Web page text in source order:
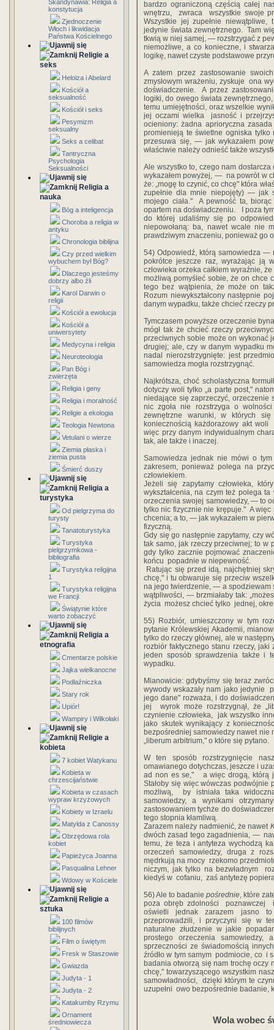
Skandynawia: Religia a
konstytucja
Zjednoczenie
Włoch i likwidacja
Państwa Kościelnego
Religie a
seks
Heloiza i Abelard
Kościół a
seksualność
Kościół i seks
Pesymizm
seksualny
Seks a celibat
Tantryczna
Psychologia
Seksualności
Religia a
nauka
Bóg a inteligencja
Choroba a religia w
antyku
Chronologia biblijna
Czy przed wielkim
wybuchem był Bóg?
Dlaczego jesteśmy
dobrzy albo źli
Karol Darwin o
religii
Kościół a ewolucja
Kościół a
uniwersytety
Medycyna i religia
Neuroteologia
Pan Bóg i
zwierzęta
Religia i geny
Religia i moralność
Religie a ekologia
Teologia Newtona
Vetulani o wierze
Ziemia płaska i
ziemia pusta
Śmierć duszy
Religia a
turystyka
Od pielgrzyma do
turysty
Tanatoturystyka
Turystyka
pielgrzymkowa -
bibliografia
Turystyka religijna
1
Turystyka religijna
we Francji
Świątynie które
warto zobaczyć
Religia a
etnografia
Cmentarze polskie
Jajka wielkanocne
Podłaźniczka
Stary rok
Upiór!
Wampiry i Wilkołaki
Religie a
kobieta
7 kobiet Watykanu
Kobieta w
chrzescijaństwie
Kobieta w czasach
wypraw krzyżowych
Kobiety w Izraelu
Matylda z Canossy
Obrzędowa rola
kobiet
Papieżyca Joanna
Pasqualina Lehner
Wdowy w Kościele
Religie a
sztuka
100 filmów
biblijnych
Film o świętym
Fresk w Staszowie
Gwiazda
Judyta - 1
Judyta - 2
Katakumby Rzymu
Ornament
średniowiecza
‎bardzo‎ ‎ograniczoną częścią‎ ‎całej‎
‎wnętrzu, ‎ ‎zwraca‎ ‎ wszystkie‎ ‎swoje
Wszystkie‎ ‎jej‎ ‎zupełnie‎
‎jedynie‎ ‎świata zewnętrznego.‎ ‎ Tam‎
‎tkwią‎ ‎w‎ ‎niej‎ ‎samej, — rozstrzygać‎ ‎z‎
‎niemożliwe,‎ ‎a‎ ‎co‎ ‎konieczne,‎ ‎i‎
‎logikę,‎ ‎nawet‎ ‎czyste‎ ‎podstawowe‎
A‎ ‎zatem‎ ‎przez‎ ‎zastosowanie‎
‎zmysłowym wrażeniu,‎ ‎zyskuje ‎ ‎ona‎
‎doświadczenie.‎ ‎ A‎ ‎przez
‎logiki,‎ ‎do‎ ‎owego‎ ‎świata‎
‎temu‎ ‎umiejętności,‎ ‎oraz‎ ‎wszelkie‎
‎jej oczami‎ ‎wielka‎ ‎ jasność‎ ‎i‎
‎ocieniony:‎ ‎żadna aprioryczna‎
‎promienieją‎ ‎te‎ ‎świetlne‎ ‎ogniska tylko‎
‎przesuwa‎ ‎się, — jak‎ ‎wykazałem‎
‎właściwie‎ ‎należy‎ ‎odnieść‎ ‎także‎
‎Ale‎ ‎wszystko‎ ‎to,‎ ‎czego‎ ‎nam‎
‎wykazałem‎ ‎powyżej,‎ ‎—‎ ‎ na powrót‎ ‎w‎
że:‎ ‎„mogę‎ ‎to‎ ‎czynić,‎ ‎co‎ ‎chcę"‎ ‎która‎
‎zupełnie‎ ‎dla mnie‎ ‎niepojęty)‎ ‎— jak‎
‎mojego‎ ‎ciała."‎ ‎ A‎ ‎pewność‎ ‎ta,
‎opartem‎ ‎na‎ ‎doświadczeniu. ‎ ‎ I‎ ‎poza‎
‎do‎ ‎której‎ ‎udaliśmy‎ ‎się‎ ‎po‎
‎niepowołaną:‎ ‎ba,‎ ‎nawet‎ ‎wcale‎ ‎nie‎
‎prawdziwym‎ ‎znaczeniu,‎ ‎ponieważ‎ ‎go‎
54)‎ ‎Odpowiedź,‎ ‎którą‎ ‎samowiedza‎ ‎—‎
‎pokrótce‎ ‎jeszcze‎ ‎raz,‎ ‎wyrażając‎ ‎ją‎
‎człowieka‎ ‎orzeka całkiem‎ ‎wyraźnie,‎
‎możliwą‎ ‎pomyśleć‎ ‎sobie, że‎ ‎on‎ ‎chce‎
tego‎ ‎bez‎ ‎wątpienia,‎ ‎że‎ ‎może‎ ‎on‎
‎Rozum niewykształcony‎ ‎następnie‎
‎danym‎ ‎wypadku,‎ ‎także chcieć‎ ‎rzeczy‎
‎Tymczasem‎ ‎powyższe‎ ‎orzeczenie‎
‎mógł‎ ‎tak że‎ ‎chcieć‎ ‎rzeczy‎
‎przeciwnych‎ ‎sobie‎ ‎może‎ ‎on‎ ‎wykonać‎
‎drugiej;‎ ‎ale,‎ ‎czy‎ ‎w‎ ‎danym‎ ‎wypadku‎
‎nadal‎ ‎nierozstrzygnięte:‎ ‎jest‎
‎samowiedza‎ ‎mogła‎ ‎rozstrzygnąć.‎
‎Najkrótsza,‎ ‎choć‎ ‎scholastyczna‎
‎dotyczy‎ ‎woli‎ ‎tylko‎ ‎„a‎ ‎parte‎ ‎post,"‎
niedające‎ ‎się‎ ‎zaprzeczyć,‎ ‎orzeczenie‎
‎nic‎ ‎zgoła nie‎ ‎rozstrzyga‎ ‎o‎
‎zewnętrzne‎ ‎warunki,‎ ‎w‎ ‎których‎
‎koniecznością‎ ‎każdorazowy‎ ‎akt‎
‎więc przy‎ ‎danym‎ ‎indywidualnym‎
‎tak,‎ ‎ale‎ ‎także‎ ‎i inaczej.‎ ‎
Samowiedza‎ ‎jednak‎ ‎nie‎ ‎mówi‎ ‎o‎
‎zakresem,‎ ‎ponieważ‎ ‎polega‎ ‎na‎
‎człowiekiem.‎ ‎
Jeżeli się‎ ‎zapytamy‎ ‎człowieka,‎
‎wykształcenia,‎ ‎na‎ ‎czym też‎ ‎polega‎
‎orzeczenia‎ ‎swojej‎ ‎samowiedzy,‎ ‎—‎ ‎to
‎tylko‎ ‎nic‎ ‎fizycznie‎ ‎nie‎ ‎krępuje."‎ ‎ A‎
‎chcenia;‎ ‎a‎ ‎to, — jak‎ ‎wykazałem‎ ‎w‎
‎fizyczną.‎ ‎
Gdy‎ ‎się‎ ‎go‎ ‎następnie‎ ‎zapytamy,‎ ‎czy‎
‎tak samo,‎ ‎jak‎ ‎rzeczy‎ ‎przeciwnej;‎ ‎to‎ ‎w‎
‎gdy‎ ‎tylko‎ ‎zacznie‎ ‎pojmować‎
‎końcu‎ ‎ popadnie‎ ‎w‎ ‎niepewność.‎
Ratując‎ ‎się‎ ‎przed‎ ‎idą,‎ ‎najchętniej‎
‎chcę," i‎ ‎tu‎ ‎obwaruje‎ ‎się‎ ‎przeciw‎
‎na‎ ‎jego‎ ‎twierdzenie, — a‎ ‎spodziewam‎
‎wątpliwości,‎ ‎—‎ ‎brzmiałaby‎ ‎tak:
‎życia‎ ‎ możesz‎ ‎chcieć‎ ‎tylko ‎ ‎jednej,‎
55)‎ ‎Rozbiór,‎ ‎umieszczony‎ ‎w‎ ‎tym‎
‎pytanie Królewskiej‎ ‎Akademii,‎
‎tylko‎ ‎do‎ ‎rzeczy głównej,‎ ‎ale‎ ‎w‎
‎rozbiór‎ ‎faktycznego‎ ‎stanu rzeczy,‎
‎jeden‎ ‎sposób‎ ‎sprawdzenia‎ ‎także‎ ‎i‎
‎wypadku.‎ ‎
Mianowicie:‎ ‎gdybyśmy‎ ‎się‎ ‎teraz‎
wywody‎ ‎wskazały‎ ‎nam‎ ‎jako‎ ‎jedynie
‎jego‎ ‎dane" rozważa,‎ ‎i‎ ‎do‎
‎jej‎ ‎ wyrok‎ ‎może‎ ‎rozstrzygnął,‎ ‎że‎
‎czynienie‎ ‎człowieka, ‎ ‎jak‎ ‎wszystko‎
‎jako‎ ‎skutek‎ ‎wynikający‎ ‎z‎
‎bezpośredniej‎ ‎samowiedzy‎ ‎nawet‎
‎„liberum‎ ‎arbitrium," o‎ ‎które‎ ‎się‎ ‎pytano.‎ ‎
W‎ ‎ten‎ ‎sposób‎ ‎rozstrzygnięcie
omawianego‎ ‎dotychczas,‎ ‎jeszcze‎ ‎i‎
‎ad‎ ‎non‎ ‎es se,"‎ ‎‎ ‎ a‎ ‎więc‎ ‎drogą,‎ ‎którą‎
‎Stałoby‎ ‎się‎ ‎więc wówczas‎ ‎podwójnie‎
‎możliwą, ‎ ‎by‎ ‎istniała‎ ‎taka‎
samowiedzy,‎ ‎a‎ ‎wynikami‎
‎zastosowaniem‎ ‎tychże do‎
‎tego‎ ‎stopnia‎ ‎kłamliwą.‎ ‎
Zarazem należy‎ ‎nadmienić,‎ ‎że‎ ‎nawet‎ ‎
‎dwóch‎ ‎zasad‎ ‎tego zagadnienia,‎ ‎—‎
‎temu,‎ ‎że‎ ‎teza‎ ‎i‎ ‎antyteza‎ ‎wychodzą‎
‎orzeczeń‎ ‎samowiedzy,‎ ‎druga‎ ‎z‎
‎mędrkują na‎ ‎mocy ‎ ‎rzekomo‎
‎niczym,‎ ‎jak‎ ‎tylko‎ ‎na bezwładnym‎
‎kiedyś‎ ‎w‎ ‎ cofaniu,‎ ‎‎ ‎zaś‎ ‎antytezę‎
56)‎ ‎Ale‎ ‎to‎ ‎badanie‎ ‎pośrednie,‎ ‎które‎
‎poza obręb‎ ‎zdolności‎ ‎ poznawczej
‎oświetli‎ ‎jednak‎ ‎zarazem jasno‎
przeprowadzili,‎ ‎i‎ ‎przyczyni‎ ‎się‎ ‎w‎
‎naturalne‎ ‎złudzenie w jakie
prostego orzeczenia
‎sprzeczności‎ ‎ze‎ ‎świadomością‎
‎źródło‎ ‎w‎ ‎tym‎ ‎samym ‎ ‎podmiocie,‎ ‎co‎
‎badania‎ ‎otworzą‎ ‎się‎ ‎nam trochę‎ ‎oczy‎
‎chcę,"‎ ‎towarzyszącego‎ ‎wszystkim
‎samowładności,‎ ‎ dzięki‎ ‎którym‎ ‎te‎
‎uzupełni ‎ ‎owo‎ ‎bezpośrednie‎ ‎badanie,‎
Wola‎ ‎wobec‎